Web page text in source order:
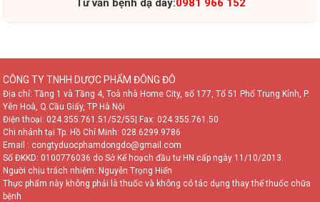
Tư vấn bệnh dạ dày:0981 966 152
CÔNG TY TNHH DƯỢC PHẨM ĐÔNG ĐÔ
Địa chỉ: Tầng 1 và Tầng 4, Toà nhà Home City, số 177, Tổ 51 Phố Trung Kính, P.
Yên Hoà, Q.Cầu Giấy, TP Hà Nội
Điện thoại: 024.355.761.51/52/55
| Fax: 024.355.761.50
Chi nhánh tại Tp. Hồ Chí Minh: 028.6299.9786
Email : congtyduocphamdongdo@gmail.com
Số ĐKKD: 0100776036 do Sở Kế hoạch đầu tư HN cấp ngày 11/10/2013.
Người chịu trách nhiệm: Nguyễn Trọng Hiển
Thực phẩm này không phải là thuốc và không có tác dụng thay thế thuốc chữa
bệnh